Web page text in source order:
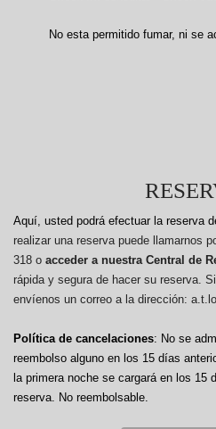
No esta permitido fumar, ni se
Aquí, usted podrá efectuar la reserva
realizar una reserva puede llamarnos
318 o acceder a nuestra Central de
rápida y segura de hacer su reserva.
envíenos un correo a la dirección:
Política de cancelaciones: No se
reembolso alguno en los 15 días
la primera noche se cargará en los 15
reserva. No reembolsable.